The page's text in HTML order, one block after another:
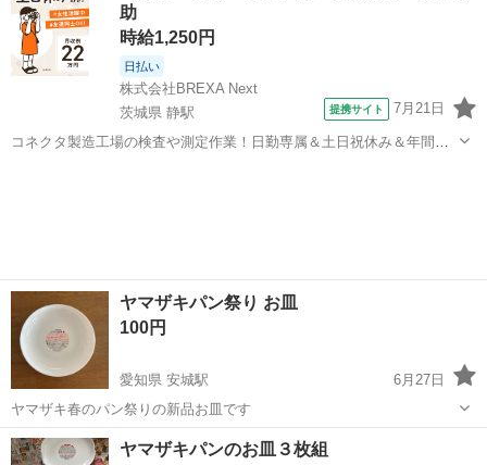
助
時給1,250円
日払い
株式会社BREXA Next
茨城県 静駅
提携サイト 7月21日
コネクタ製造工場の検査や測定作業！日勤専属＆土日祝休み＆年間休
ヤマザキパン祭り お皿
100円
愛知県 安城駅
6月27日
ヤマザキ春のパン祭りの新品お皿です
愛知 安城市 安城駅 ヤマザキパン
ヤマザキパンのお皿３枚組